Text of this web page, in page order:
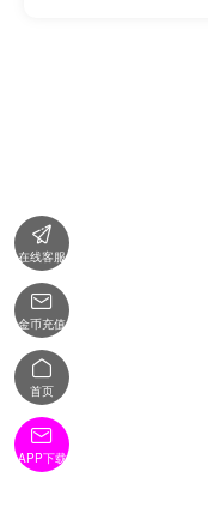

在线客服

金币充值

首页

APP下载